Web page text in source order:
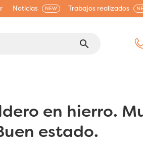
Noticias NEW Trabajos realizados
search
en hierro.
estado.